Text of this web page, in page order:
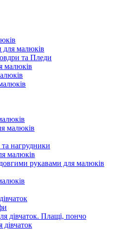
для малюків
та Пледи
малюків
малюків
нагрудники
малюків
рукавами для малюків
дівчаток. Плащі, пончо